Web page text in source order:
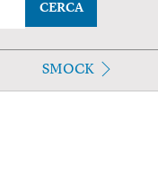
CERCA
SMOCK